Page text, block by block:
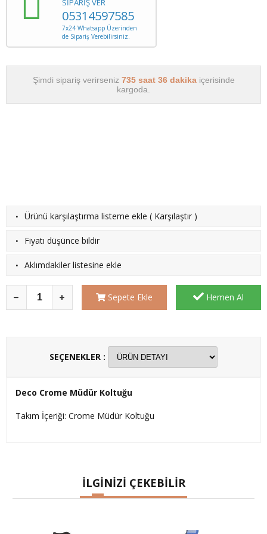
SİPARİŞ VER
05314597585
7x24 Whatsapp Üzerinden
de Sipariş Verebilirsiniz.
Şimdi sipariş verirseniz 735 saat 36 dakika içerisinde
kargoda.
· Ürünü karşılaştırma listeme ekle ( Karşılaştır )
· Fiyatı düşünce bildir
· Aklımdakiler listesine ekle
Sepete Ekle Hemen Al
SEÇENEKLER :
Deco Crome Müdür Koltuğu
Takım İçeriği: Crome Müdür Koltuğu
İLGİNİZİ ÇEKEBİLİR